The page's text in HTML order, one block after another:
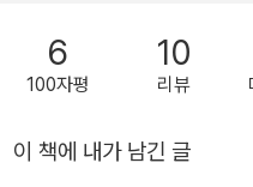
6
100자평
10
리뷰
이 책에 내가 남긴 글